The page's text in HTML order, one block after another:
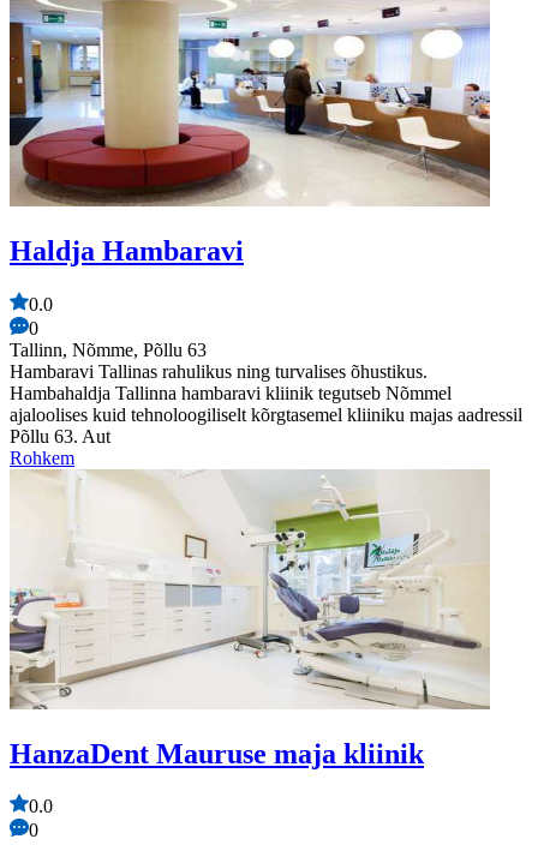
Haldja Hambaravi
0.0
0
Tallinn, Nõmme, Põllu 63
Hambaravi Tallinas rahulikus ning turvalises õhustikus.
Hambahaldja Tallinna hambaravi kliinik tegutseb Nõmmel
ajaloolises kuid tehnoloogiliselt kõrgtasemel kliiniku majas aadressil
Põllu 63. Aut
Rohkem
HanzaDent Mauruse maja kliinik
0.0
0